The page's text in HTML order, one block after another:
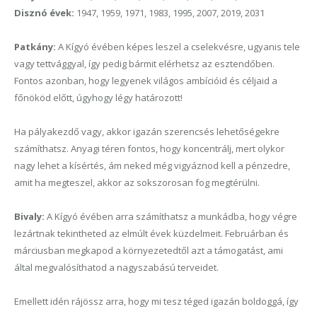
Disznó évek: 1947, 1959, 1971, 1983, 1995, 2007, 2019, 2031
Patkány: A Kígyó évében képes leszel a cselekvésre, ugyanis tele
vagy tettvággyal, így pedig bármit elérhetsz az esztendőben.
Fontos azonban, hogy legyenek világos ambícióid és céljaid a
főnököd előtt, úgyhogy légy határozott!
Ha pályakezdő vagy, akkor igazán szerencsés lehetőségekre
számíthatsz. Anyagi téren fontos, hogy koncentrálj, mert olykor
nagy lehet a kísértés, ám neked még vigyáznod kell a pénzedre,
amit ha megteszel, akkor az sokszorosan fog megtérülni.
Bivaly: A Kígyó évében arra számíthatsz a munkádba, hogy végre
lezártnak tekintheted az elmúlt évek küzdelmeit. Februárban és
márciusban megkapod a környezetedtől azt a támogatást, ami
által megvalósíthatod a nagyszabású terveidet.
Emellett idén rájössz arra, hogy mi tesz téged igazán boldoggá, így